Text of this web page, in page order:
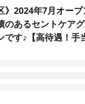
》2024年7月オー
のあるセントケア
です♪【高待遇！手